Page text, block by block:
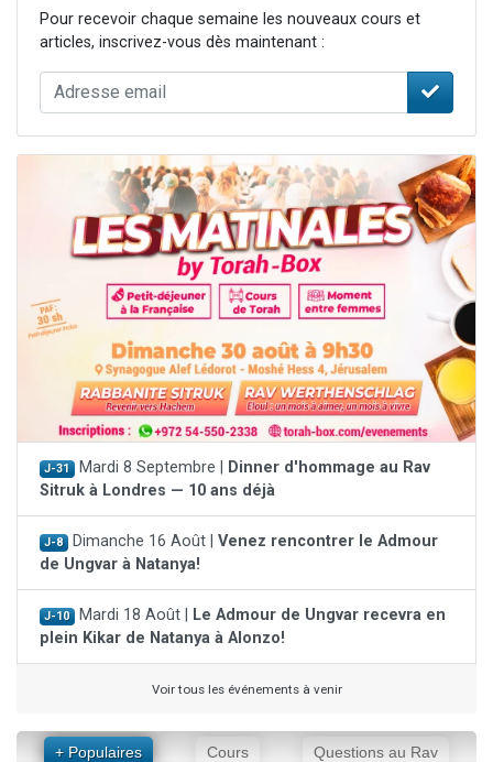
Pour recevoir chaque semaine les nouveaux cours et
articles, inscrivez-vous dès maintenant :
J-31 Mardi 8 Septembre |
Dinner d'hommage au Rav
Sitruk à Londres — 10 ans déjà
J-8 Dimanche 16 Août | Venez rencontrer le Admour
de Ungvar à Natanya!
J-10 Mardi 18 Août |
Le Admour de Ungvar recevra en
plein Kikar de Natanya à Alonzo!
Voir tous les événements à venir
+ Populaires Cours Questions au Rav